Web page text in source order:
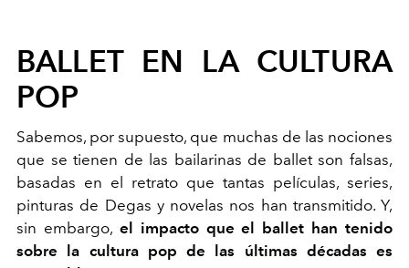
BALLET EN LA CULTURA
POP
Sabemos, por supuesto, que muchas de las nociones
que se tienen de las bailarinas de ballet son falsas,
basadas en el retrato que tantas películas, series,
pinturas de Degas y novelas nos han transmitido. Y,
sin embargo, el impacto que el ballet han tenido
sobre la cultura pop de las últimas décadas es